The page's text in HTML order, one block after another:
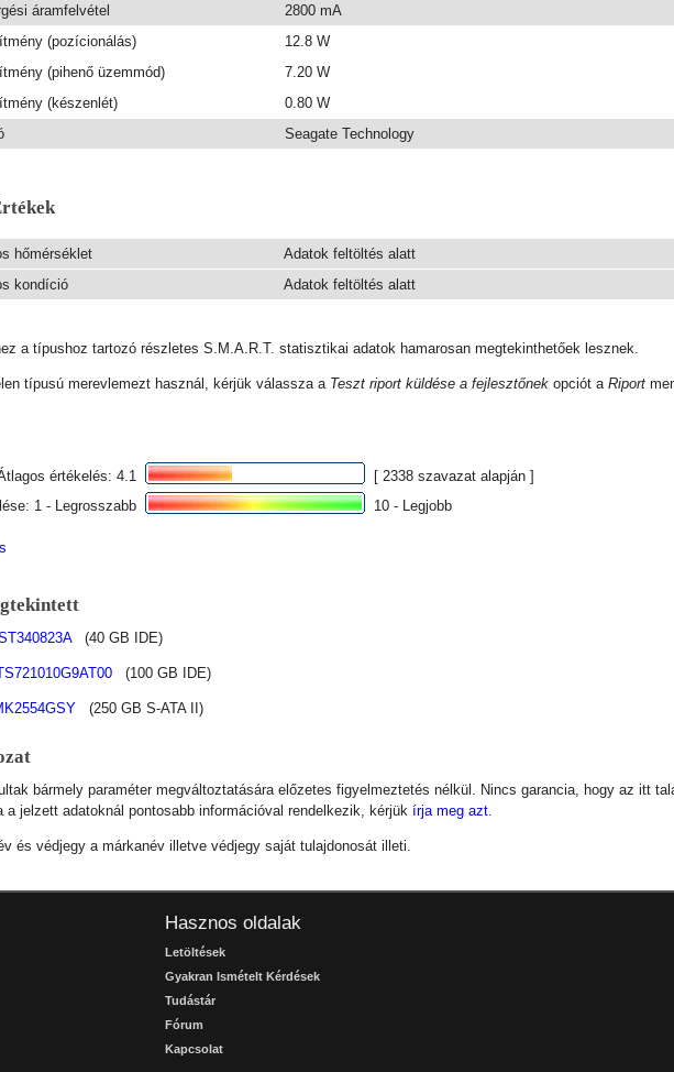
áramfelvétel
2800 mA
(pozícionálás)
12.8 W
(pihenő üzemmód)
7.20 W
(készenlét)
0.80 W
Seagate Technology
hőmérséklet
Adatok feltöltés alatt
kondíció
Adatok feltöltés alatt
a típushoz tartozó részletes S.M.A.R.T. statisztikai adatok hamarosan megtekinthetőek lesznek.
típusú merevlemezt használ, kérjük válassza a Teszt riport küldése a fejlesztőnekopciót a Riport
értékelés: 4.1
[ 2338 szavazat alapján ]
1 - Legrosszabb
10 - Legjobb
(40 GB IDE)
(100 GB IDE)
(250 GB S-ATA II)
bármely paraméter megváltoztatására előzetes figyelmeztetés nélkül. Nincs garancia, hogy az itt
a jelzett adatoknál pontosabb információval rendelkezik, kérjük írja meg azt.
és védjegy a márkanév illetve védjegy saját tulajdonosát illeti.
Hasznos oldalak
Letöltések
Gyakran Ismételt Kérdések
Tudástár
Fórum
Kapcsolat